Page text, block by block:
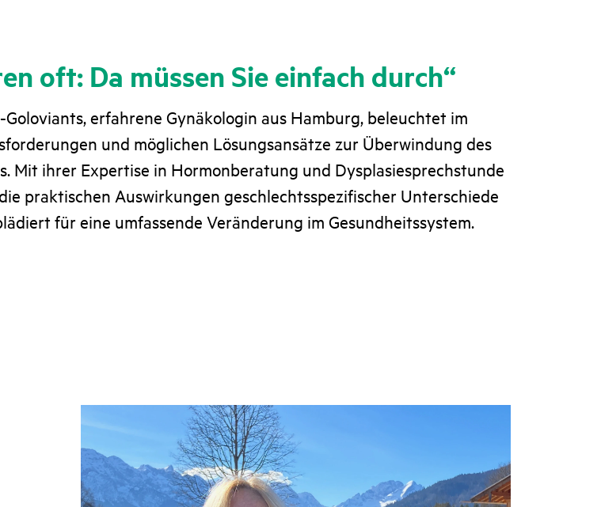
oft: Da müssen Sie einfach durch“
Goloviants, erfahrene Gynäkologin aus Hamburg, beleuchtet im
und möglichen Lösungsansätze zur Überwindung des
Mit ihrer Expertise in Hormonberatung und Dysplasiesprechstunde
praktischen Auswirkungen geschlechtsspezifischer Unterschiede
für eine umfassende Veränderung im Gesundheitssystem.